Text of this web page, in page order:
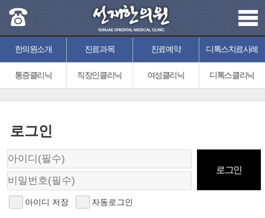
한의원소개 진료과목 진료예약 디톡스치료사례
통증클리닉 직장인클리닉 여성클리닉 디톡스클리닉
로그인
아이디 저장 자동로그인